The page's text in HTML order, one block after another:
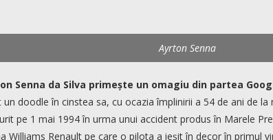
Ayrton Senna
Senna da Silva primește un omagiu din partea
doodle în cinstea sa, cu ocazia împlinirii a 54 de ani de
pe 1 mai 1994 în urma unui accident produs în Marele
Williams Renault pe care o pilota a ieșit în decor în primul